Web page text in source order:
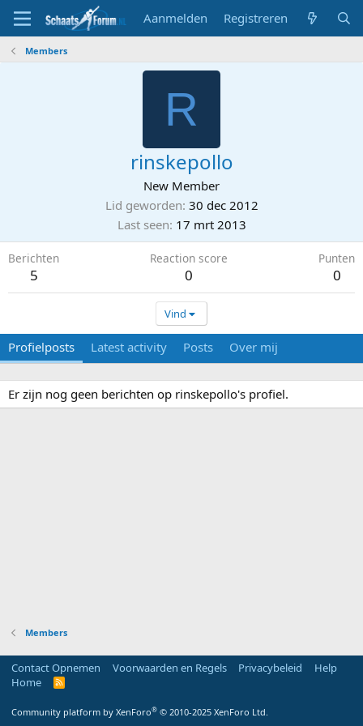
Aanmelden Registreren
Members
R
rinskepollo
New Member
Lid geworden 30 dec 2012
Last seen 17 mrt 2013
Berichten
5
Reaction score
0
Punten
0
Vind
Profielposts Latest activity Posts Over mij
Er zijn nog geen berichten op rinskepollo's profiel.
Members
Contact Opnemen Voorwaarden en Regels Privacybeleid
Help
Home
R
Community platform by XenForo® © 2010-2025 XenForo Ltd.